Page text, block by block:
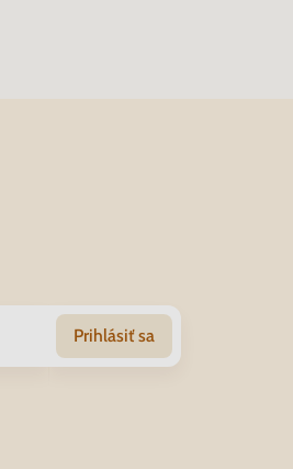
Prihlásiť sa